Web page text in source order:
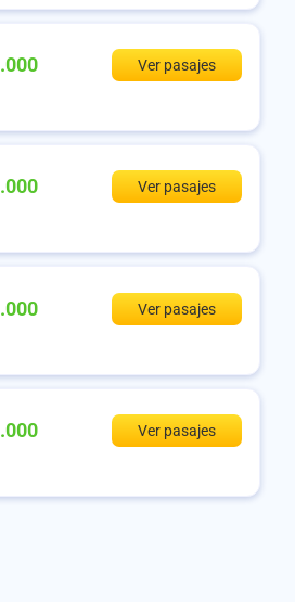
Ver pasajes
Ver pasajes
Ver pasajes
Ver pasajes